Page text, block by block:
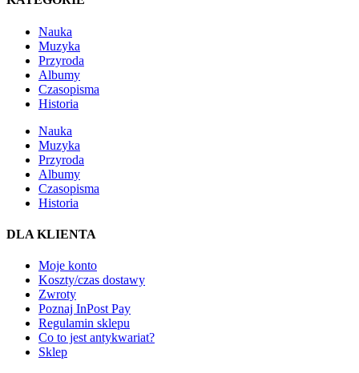
Nauka
Muzyka
Przyroda
Albumy
Czasopisma
Historia
Nauka
Muzyka
Przyroda
Albumy
Czasopisma
Historia
DLA KLIENTA
Moje konto
Koszty/czas dostawy
Zwroty
Poznaj InPost Pay
Regulamin sklepu
Co to jest antykwariat?
Sklep